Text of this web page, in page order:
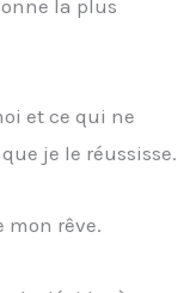
la plus
et ce qui ne
je le réussisse.
mon rêve.